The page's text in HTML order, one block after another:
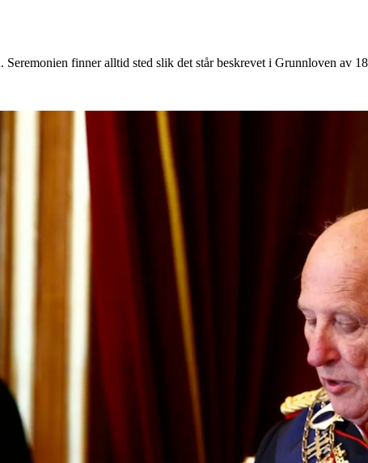
finner alltid sted slik det står beskrevet i Grunnloven av